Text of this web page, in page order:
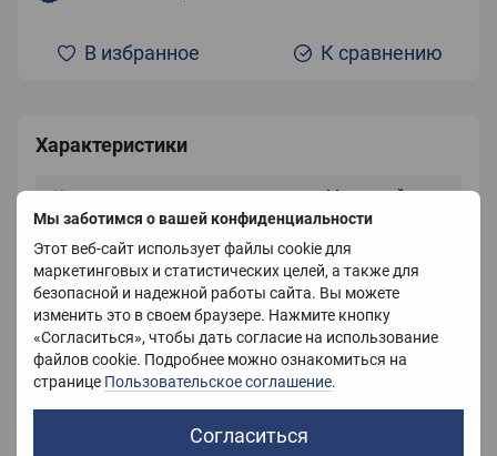
Мы заботимся о вашей конфиденциальности
Этот веб-сайт использует файлы cookie для
маркетинговых и статистических целей, а также для
безопасной и надежной работы сайта. Вы можете
изменить это в своем браузере. Нажмите кнопку
«Согласиться», чтобы дать согласие на использование
файлов cookie. Подробнее можно ознакомиться на
странице Пользовательское соглашение.
Согласиться
В избранное К сравнению
Характеристики
Цвет Молочный
Описание
Кухонный текстиль обновляет общий вид комнаты,
Скатерть – незаменимая часть сервировки стола,